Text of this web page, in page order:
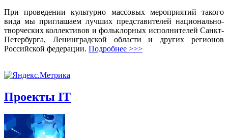
При проведении культурно массовых мероприятий такого
вида мы приглашаем лучших представителей национально-
творческих коллективов и фольклорных исполнителей Санкт-
Петербурга, Ленинградской области и других регионов
Российской федерации. Подробнее >>>
Проекты IT